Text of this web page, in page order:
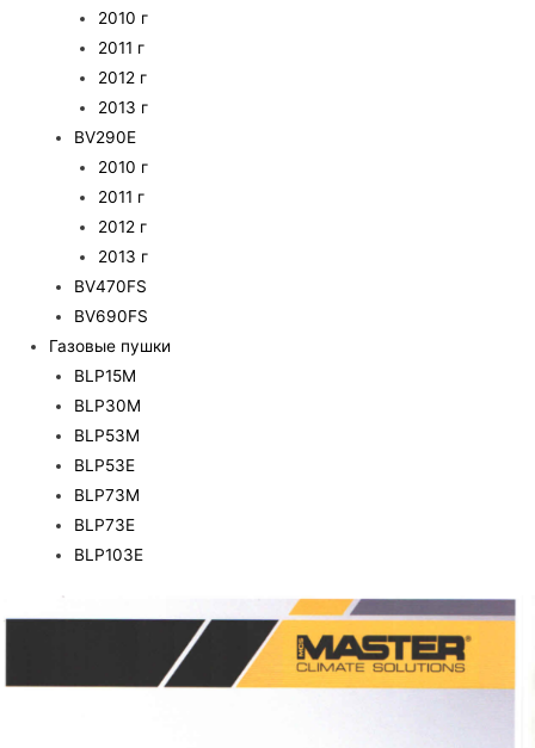
2010 г
2011 г
2012 г
2013 г
BV290E
2010 г
2011 г
2012 г
2013 г
BV470FS
BV690FS
Газовые пушки
BLP15M
BLP30M
BLP53M
BLP53E
BLP73M
BLP73E
BLP103E